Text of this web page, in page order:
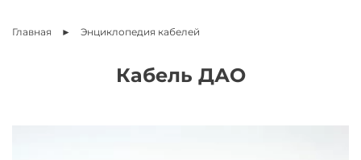
Главная Энциклопедия кабелей
Кабель ДАО